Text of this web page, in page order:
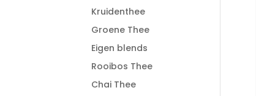
Kruidenthee
Groene Thee
Eigen blends
Rooibos Thee
Chai Thee